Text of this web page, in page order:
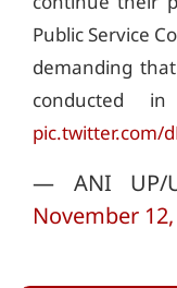
Public Service
demanding
conducted
pic.twitter.com/
— ANI UP/
November